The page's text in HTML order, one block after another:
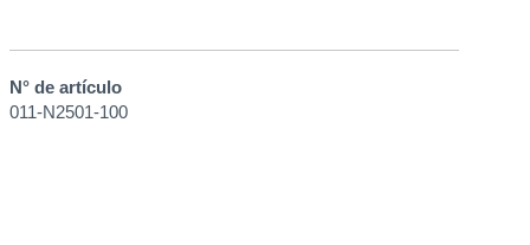
N° de artículo
011-N2501-100